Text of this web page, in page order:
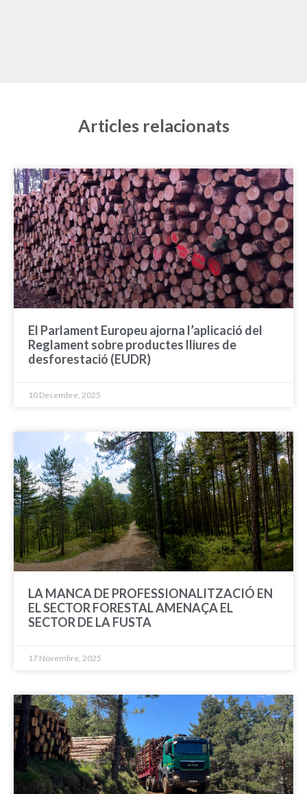
Articles relacionats
El Parlament Europeu ajorna l’aplicació del
Reglament sobre productes lliures de
desforestació (EUDR)
10 Desembre, 2025
LA MANCA DE PROFESSIONALITZACIÓ EN
EL SECTOR FORESTAL AMENAÇA EL
SECTOR DE LA FUSTA
17 Novembre, 2025